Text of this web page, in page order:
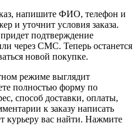
напишите ФИО, телефон и
и уточнит условия заказа.
подтверждение
через СМС. Теперь останется
новой покупке.
режиме выглядит
полностью форму по
способ доставки, оплаты,
к заказу написать
курьеру вас найти. Нажмите